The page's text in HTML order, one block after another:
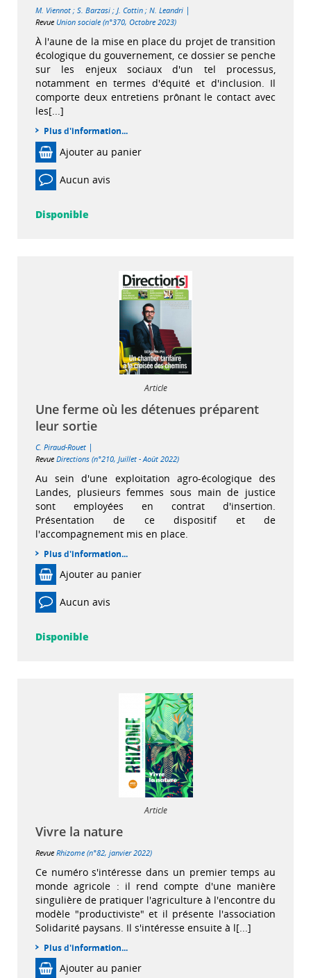
M. Viennot ; S. Barzasi ; J. Cottin ; N. Leandri |
Revue Union sociale (n°370, Octobre 2023)
À l'aune de la mise en place du projet de transition
écologique du gouvernement, ce dossier se penche
sur les enjeux sociaux d'un tel processus,
notamment en termes d'équité et d'inclusion. Il
comporte deux entretiens prônant le contact avec
les[...]
Plus d'information...
Ajouter au panier
Aucun avis
Disponible
Article
Une ferme où les détenues préparent
leur sortie
C. Piraud-Rouet |
Revue Directions (n°210, Juillet - Août 2022)
Au sein d'une exploitation agro-écologique des
Landes, plusieurs femmes sous main de justice
sont employées en contrat d'insertion.
Présentation de ce dispositif et de
l'accompagnement mis en place.
Plus d'information...
Ajouter au panier
Aucun avis
Disponible
Article
Vivre la nature
Revue Rhizome (n°82, janvier 2022)
Ce numéro s'intéresse dans un premier temps au
monde agricole : il rend compte d'une manière
singulière de pratiquer l'agriculture à l'encontre du
modèle "productiviste" et il présente l'association
Solidarité paysans. Il s'intéresse ensuite à l[...]
Plus d'information...
Ajouter au panier